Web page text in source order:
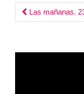
Post
Las mañanas.